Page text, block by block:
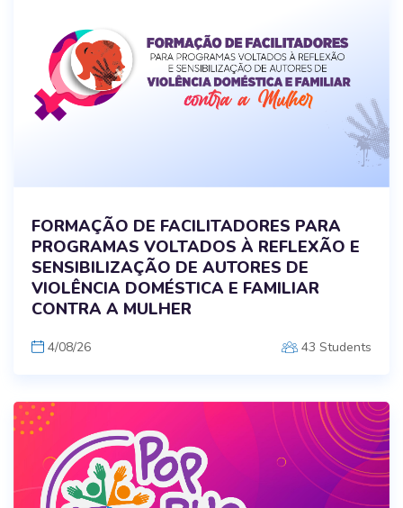
FORMAÇÃO DE FACILITADORES PARA
PROGRAMAS VOLTADOS À REFLEXÃO E
SENSIBILIZAÇÃO DE AUTORES DE
VIOLÊNCIA DOMÉSTICA E FAMILIAR
CONTRA A MULHER
4/08/26 43 Students